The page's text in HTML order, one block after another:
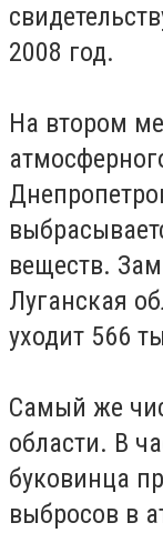
2008 год.
На втором
веществ.
Луганская
уходит 566
Самый же
области. В
буковинца
выбросов в